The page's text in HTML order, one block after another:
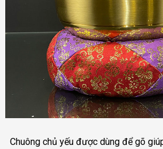
Chuông chủ yếu được dùng để gõ